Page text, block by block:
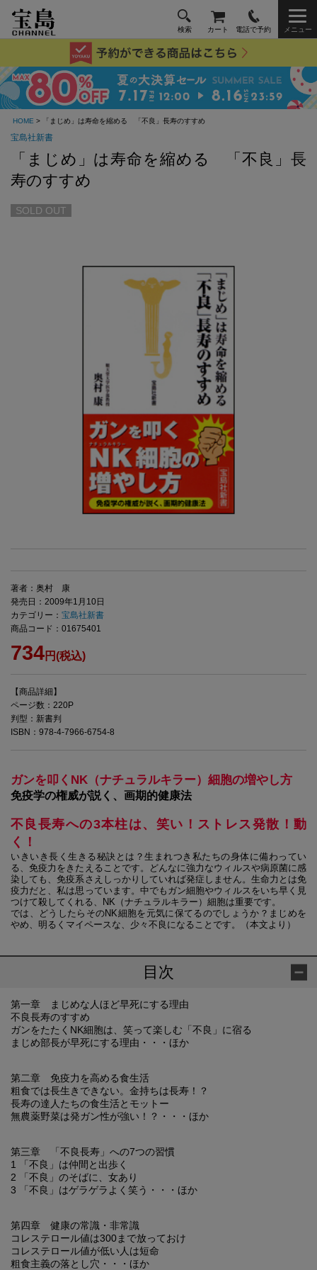
検索 カート 電話で予約 メニュー
HOME > 「まじめ」は寿命を縮める 「不良」長寿のすすめ
宝島社新書
「まじめ」は寿命を縮める 「不良」長
寿のすすめ
SOLD OUT
著者：奥村 康
発売日：2009年1月10日
カテゴリー： 宝島社新書
商品コード：01675401
734円(税込)
【商品詳細】
ページ数：220P
判型：新書判
ISBN：978-4-7966-6754-8
ガンを叩くNK（ナチュラルキラー）細胞の増やし方
免疫学の権威が説く、画期的健康法
不良長寿への3本柱は、笑い！ストレス発散！動
く！
いきいき長く生きる秘訣とは？生まれつき私たちの身体に備わってい
る、免疫力をきたえることです。どんなに強力なウィルスや病原菌に感
染しても、免疫系さえしっかりしていれば発症しません。生命力とは免
疫力だと、私は思っています。中でもガン細胞やウィルスをいち早く見
つけて殺してくれる、NK（ナチュラルキラー）細胞は重要です。
では、どうしたらそのNK細胞を元気に保てるのでしょうか？まじめを
やめ、明るくマイペースな、少々不良になることです。（本文より）
目次
第一章 まじめな人ほど早死にする理由
不良長寿のすすめ
ガンをたたくNK細胞は、笑って楽しむ「不良」に宿る
まじめ部長が早死にする理由・・・ほか
第二章 免疫力を高める食生活
粗食では長生きできない。金持ちは長寿！？
長寿の達人たちの食生活とモットー
無農薬野菜は発ガン性が強い！？・・・ほか
第三章 「不良長寿」への7つの習慣
1 「不良」は仲間と出歩く
2 「不良」のそばに、女あり
3 「不良」はゲラゲラよく笑う・・・ほか
第四章 健康の常識・非常識
コレステロール値は300まで放っておけ
コレステロール値が低い人は短命
粗食主義の落とし穴・・・ほか